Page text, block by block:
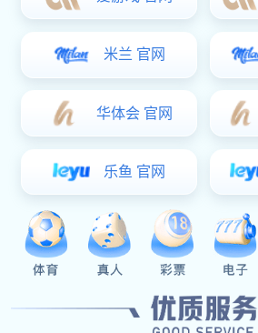
BOOXT应用案例
风能发电 合金铸件